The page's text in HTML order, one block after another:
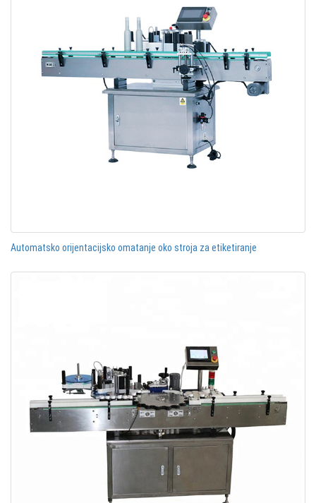
Automatsko orijentacijsko omatanje oko stroja za etiketiranje